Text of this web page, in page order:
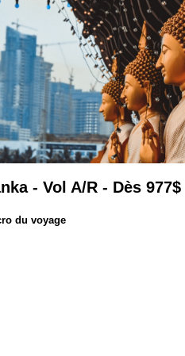
- Vol A/R - Dès 977$
du voyage